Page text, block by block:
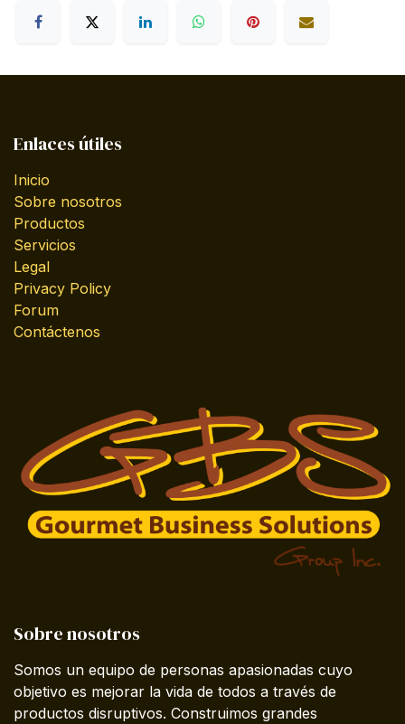
Enlaces útiles
Inicio
Sobre nosotros
Productos
Servicios
Legal
Privacy Policy
Forum
Contáctenos
Sobre nosotros
Somos un equipo de personas apasionadas cuyo
objetivo es mejorar la vida de todos a través de
productos disruptivos. Construimos grandes